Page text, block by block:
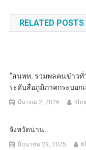
เรื่อง
RELATED POSTS
“สนพท. รวมพลคนข่าวทั่
ระดับสื่อภูมิภาคกระบอก
มีนาคม 2, 2026
จังหวัดน่าน..
มิถุนายน 29, 2025